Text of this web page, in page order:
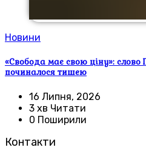
Новини
«Свобода має свою ціну»: слово
починалося тишею
16 Липня, 2026
3 хв Читати
0 Поширили
Контакти